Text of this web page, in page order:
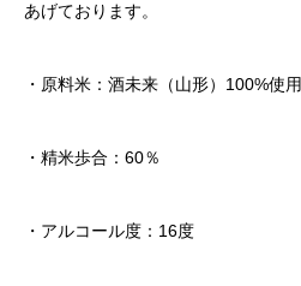
あげております。
・原料米：酒未来（山形）100%使用
・精米歩合：60％
・アルコール度：16度